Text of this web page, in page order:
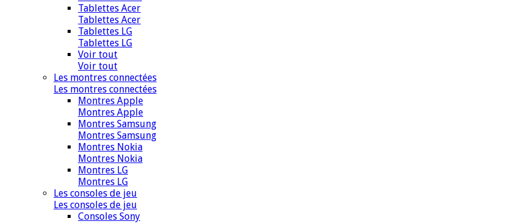
Tablettes Acer
Tablettes Acer
Tablettes LG
Tablettes LG
Voir tout
Voir tout
Les montres connectées
Les montres connectées
Montres Apple
Montres Apple
Montres Samsung
Montres Samsung
Montres Nokia
Montres Nokia
Montres LG
Montres LG
Les consoles de jeu
Les consoles de jeu
Consoles Sony